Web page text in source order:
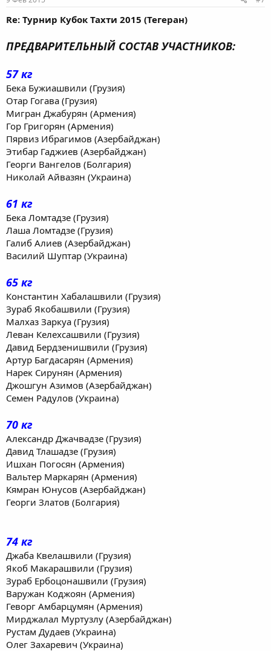
Re: Турнир Кубок Тахти 2015 (Тегеран)
ПРЕДВАРИТЕЛЬНЫЙ СОСТАВ УЧАСТНИКОВ:
57 кг
Бека Бужиашвили (Грузия)
Отар Гогава (Грузия)
Мигран Джабурян (Армения)
Гор Григорян (Армения)
Пярвиз Ибрагимов (Азербайджан)
Этибар Гаджиев (Азербайджан)
Георги Вангелов (Болгария)
Николай Айвазян (Украина)
61 кг
Бека Ломтадзе (Грузия)
Лаша Ломтадзе (Грузия)
Галиб Алиев (Азербайджан)
Василий Шуптар (Украина)
65 кг
Константин Хабалашвили (Грузия)
Зураб Якобашвили (Грузия)
Малхаз Заркуа (Грузия)
Леван Келехсашвили (Грузия)
Давид Бердзенишвили (Грузия)
Артур Багдасарян (Армения)
Нарек Сирунян (Армения)
Джошгун Азимов (Азербайджан)
Семен Радулов (Украина)
70 кг
Александр Джачвадзе (Грузия)
Давид Тлашадзе (Грузия)
Ишхан Погосян (Армения)
Вальтер Маркарян (Армения)
Кямран Юнусов (Азербайджан)
Георги Златов (Болгария)
74 кг
Джаба Квелашвили (Грузия)
Якоб Макарашвили (Грузия)
Зураб Ербоцонашвили (Грузия)
Варужан Коджоян (Армения)
Геворг Амбарцумян (Армения)
Мирджалал Муртузлу (Азербайджан)
Рустам Дудаев (Украина)
Олег Захаревич (Украина)